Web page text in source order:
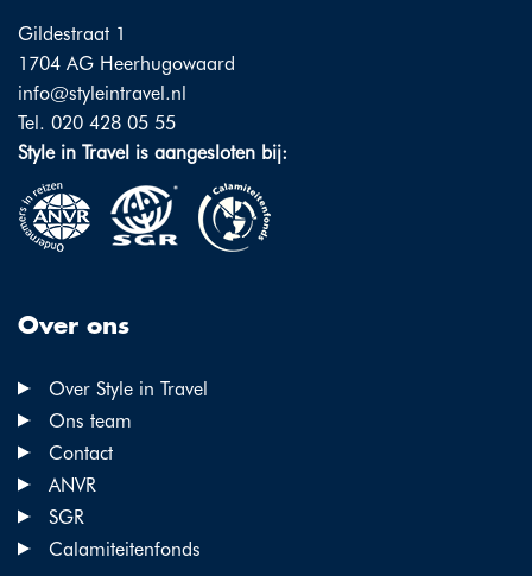
Gildestraat 1
1704 AG Heerhugowaard
info@styleintravel.nl
Tel. 020 428 05 55
Style in Travel is aangesloten bij:
Over ons
Over Style in Travel
Ons team
Contact
ANVR
SGR
Calamiteitenfonds